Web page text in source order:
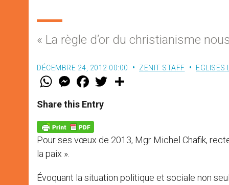
« La règle d’or du christianisme
DÉCEMBRE 24, 2012 00:00 ZENIT STAFF EGLISES
W
t
s
p
p
M
e
s
e
g
e
r
F
a
e
b
k
w
Share this Entry
Pour ses vœux de 2013, Mgr Michel Chafik,
la paix ».
Évoquant la situation politique et sociale non